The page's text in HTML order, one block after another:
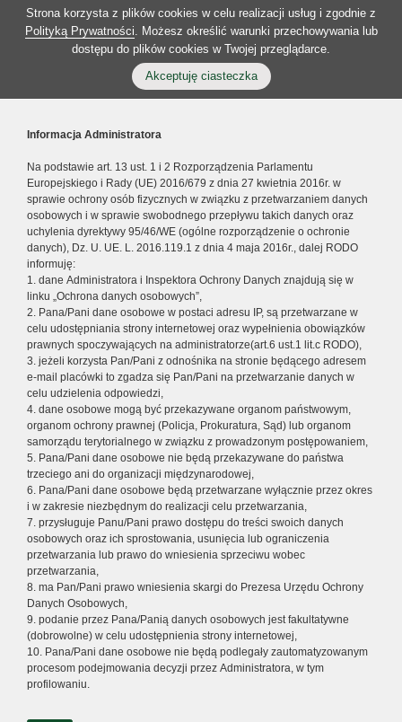
Strona korzysta z plików cookies w celu realizacji usług i zgodnie z
Polityką Prywatności. Możesz określić warunki przechowywania lub
dostępu do plików cookies w Twojej przeglądarce.
Akceptuję ciasteczka
Informacja Administratora
Na podstawie art. 13 ust. 1 i 2 Rozporządzenia Parlamentu
Europejskiego i Rady (UE) 2016/679 z dnia 27 kwietnia 2016r. w
sprawie ochrony osób fizycznych w związku z przetwarzaniem danych
osobowych i w sprawie swobodnego przepływu takich danych oraz
uchylenia dyrektywy 95/46/WE (ogólne rozporządzenie o ochronie
danych), Dz. U. UE. L. 2016.119.1 z dnia 4 maja 2016r., dalej RODO
informuję:
1. dane Administratora i Inspektora Ochrony Danych znajdują się w
linku „Ochrona danych osobowych”,
2. Pana/Pani dane osobowe w postaci adresu IP, są przetwarzane w
celu udostępniania strony internetowej oraz wypełnienia obowiązków
prawnych spoczywających na administratorze(art.6 ust.1 lit.c RODO),
3. jeżeli korzysta Pan/Pani z odnośnika na stronie będącego adresem
e-mail placówki to zgadza się Pan/Pani na przetwarzanie danych w
celu udzielenia odpowiedzi,
4. dane osobowe mogą być przekazywane organom państwowym,
organom ochrony prawnej (Policja, Prokuratura, Sąd) lub organom
samorządu terytorialnego w związku z prowadzonym postępowaniem,
5. Pana/Pani dane osobowe nie będą przekazywane do państwa
trzeciego ani do organizacji międzynarodowej,
6. Pana/Pani dane osobowe będą przetwarzane wyłącznie przez okres
i w zakresie niezbędnym do realizacji celu przetwarzania,
7. przysługuje Panu/Pani prawo dostępu do treści swoich danych
osobowych oraz ich sprostowania, usunięcia lub ograniczenia
przetwarzania lub prawo do wniesienia sprzeciwu wobec
przetwarzania,
8. ma Pan/Pani prawo wniesienia skargi do Prezesa Urzędu Ochrony
Danych Osobowych,
9. podanie przez Pana/Panią danych osobowych jest fakultatywne
(dobrowolne) w celu udostępnienia strony internetowej,
10. Pana/Pani dane osobowe nie będą podlegały zautomatyzowanym
procesom podejmowania decyzji przez Administratora, w tym
profilowaniu.